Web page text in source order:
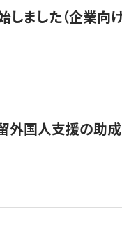
ました（企業向け
外国人支援の助